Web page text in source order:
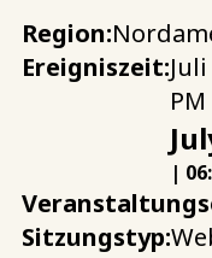
Region:
Ereigniszeit:
PM
|
Sitzungstyp: